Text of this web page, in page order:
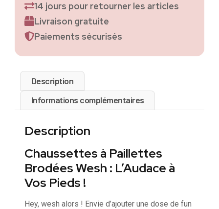
14 jours pour retourner les articles
Livraison gratuite
Paiements sécurisés
Description
Informations complémentaires
Description
Chaussettes à Paillettes
Brodées Wesh : L’Audace à
Vos Pieds !
Hey, wesh alors ! Envie d’ajouter une dose de fun